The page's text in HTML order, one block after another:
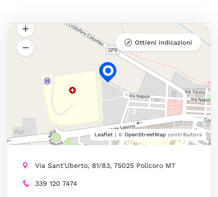
Leaflet | © OpenStreetMap contributors
Ottieni indicazioni
Via Sant'Uberto, 81/83, 75025 Policoro MT
339 120 7474